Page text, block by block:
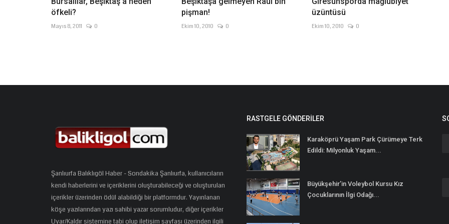
öfkeli?
Mayıs 8, 2011 0
pişman!
Ekim 10, 2010 0
üzüntüsü
Ekim 10, 2010 0
Şanlıurfa Balıklıgöl Haber - Sondakika Şanlıurfa, kullanıcıların
kendi haberlerini ve içeriklerini oluşturabileceği ve oluşturulan
içerikler üzerinden ödül alabildiği bir platformdur. Yayınlanan
köşe yazılarından yazı sahibi yazar sorumludur, diğer içerikler
Uyar/Kaldır sistemine tabi olup iletişim sayfası üzerinden ilgili
RASTGELE GÖNDERILER
Karaköprü Yaşam Park Çürümeye Terk
Edildi: Milyonluk Yaşam...
Büyükşehir’in Voleybol Kursu Kız
Çocuklarının İlgi Odağı...